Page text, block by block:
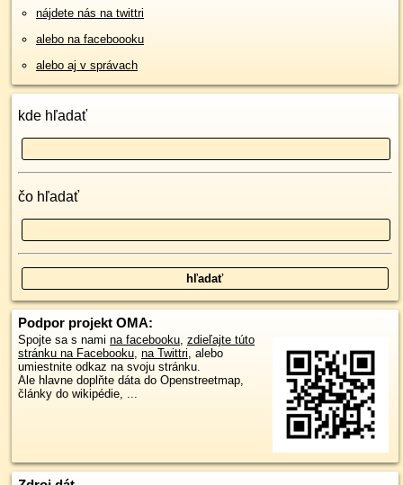
nájdete nás na twittri
alebo na faceboooku
alebo aj v správach
kde hľadať
čo hľadať
Podpor projekt OMA:
Spojte sa s nami na facebooku, zdieľajte túto
stránku na Facebooku, na Twittri, alebo
umiestnite odkaz na svoju stránku.
Ale hlavne doplňte dáta do Openstreetmap,
články do wikipédie, ...